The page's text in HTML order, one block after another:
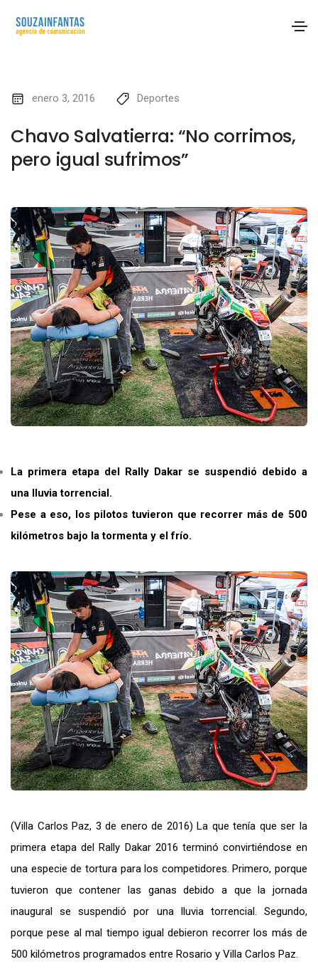
enero 3, 2016 Deportes
Chavo Salvatierra: “No corrimos,
pero igual sufrimos”
La primera etapa del Rally Dakar se suspendió debido a
una lluvia torrencial.
Pese a eso, los pilotos tuvieron que recorrer más de 500
kilómetros bajo la tormenta y el frío.
(Villa Carlos Paz, 3 de enero de 2016) La que tenía que ser la
primera etapa del Rally Dakar 2016 terminó convirtiéndose en
una especie de tortura para los competidores. Primero, porque
tuvieron que contener las ganas debido a que la jornada
inaugural se suspendió por una lluvia torrencial. Segundo,
porque pese al mal tiempo igual debieron recorrer los más de
500 kilómetros programados entre Rosario y Villa Carlos Paz.